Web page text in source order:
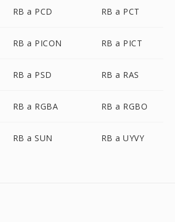
RB a PCD RB a PCT
RB a PICON RB a PICT
RB a PSD RB a RAS
RB a RGBA RB a RGBO
RB a SUN RB a UYVY